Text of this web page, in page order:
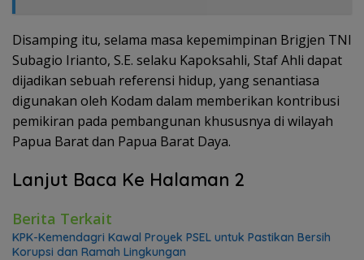
Disamping itu, selama masa kepemimpinan Brigjen TNI
Subagio Irianto, S.E. selaku Kapoksahli, Staf Ahli dapat
dijadikan sebuah referensi hidup, yang senantiasa
digunakan oleh Kodam dalam memberikan kontribusi
pemikiran pada pembangunan khususnya di wilayah
Papua Barat dan Papua Barat Daya.
Lanjut Baca Ke Halaman 2
Berita Terkait
KPK-Kemendagri Kawal Proyek PSEL untuk Pastikan Bersih
Korupsi dan Ramah Lingkungan